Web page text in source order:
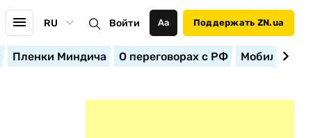
RU Войти Аа Поддержать ZN.ua
Пленки Миндича О переговорах с РФ